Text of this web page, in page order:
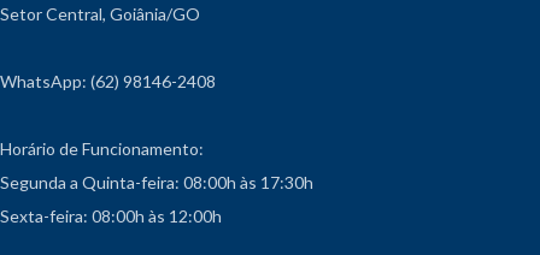
Setor Central, Goiânia/GO
WhatsApp: (62) 98146-2408
Horário de Funcionamento:
Segunda a Quinta-feira: 08:00h às 17:30h
Sexta-feira: 08:00h às 12:00h